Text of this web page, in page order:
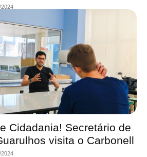
2024
Cidadania! Secretário de
visita o Carbonell
2024